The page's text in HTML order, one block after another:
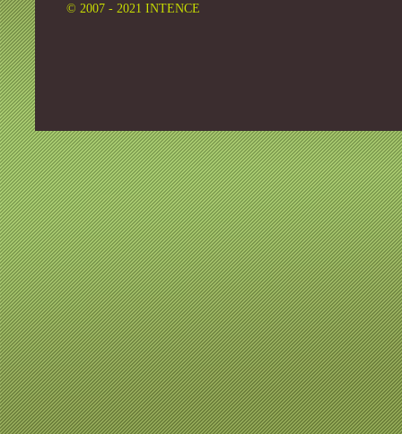
© 2007 - 2021 INTENCE